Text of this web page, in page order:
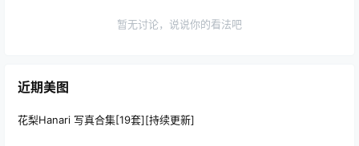
暂无讨论，说说你的看法吧
近期美图
花梨Hanari 写真合集[19套][持续更新]